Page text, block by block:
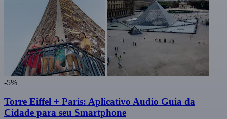
-5%
Torre Eiffel + Paris: Aplicativo Audio Guia da
Cidade para seu Smartphone